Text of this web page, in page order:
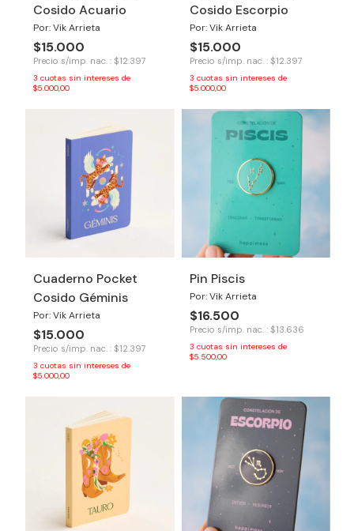
Cosido Acuario
Por: Vik Arrieta
$15.000
Precio s/imp. nac. : $12.397
3 cuotas sin intereses de
$5.000,00
Cosido Escorpio
Por: Vik Arrieta
$15.000
Precio s/imp. nac. : $12.397
3 cuotas sin intereses de
$5.000,00
Cuaderno Pocket
Cosido Géminis
Por: Vik Arrieta
$15.000
Precio s/imp. nac. : $12.397
3 cuotas sin intereses de
$5.000,00
Pin Piscis
Por: Vik Arrieta
$16.500
Precio s/imp. nac. : $13.636
3 cuotas sin intereses de
$5.500,00